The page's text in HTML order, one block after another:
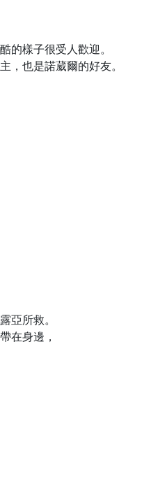
的樣子很受人歡迎。
，也是諾葳爾的好友。
亞所救。
在身邊，